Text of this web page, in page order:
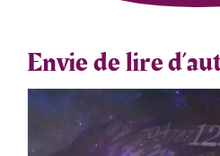
Envie de lire